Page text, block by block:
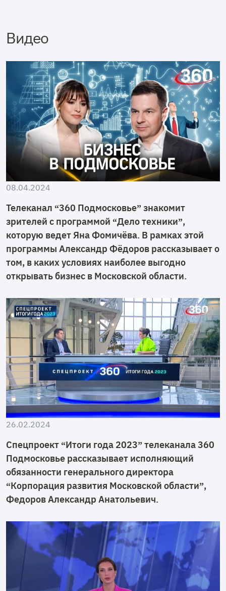
Видео
08.04.2024
Телеканал “360 Подмосковье” знакомит
зрителей с программой “Дело техники”,
которую ведет Яна Фомичёва. В рамках этой
программы Александр Фёдоров рассказывает о
том, в каких условиях наиболее выгодно
открывать бизнес в Московской области.
26.02.2024
Спецпроект “Итоги года 2023” телеканала 360
Подмосковье рассказывает исполняющий
обязанности генерального директора
“Корпорация развития Московской области”,
Федоров Александр Анатольевич.